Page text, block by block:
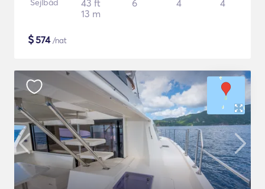
Sejlbåd
43 ft
13 m
6 4 4
$574/nat